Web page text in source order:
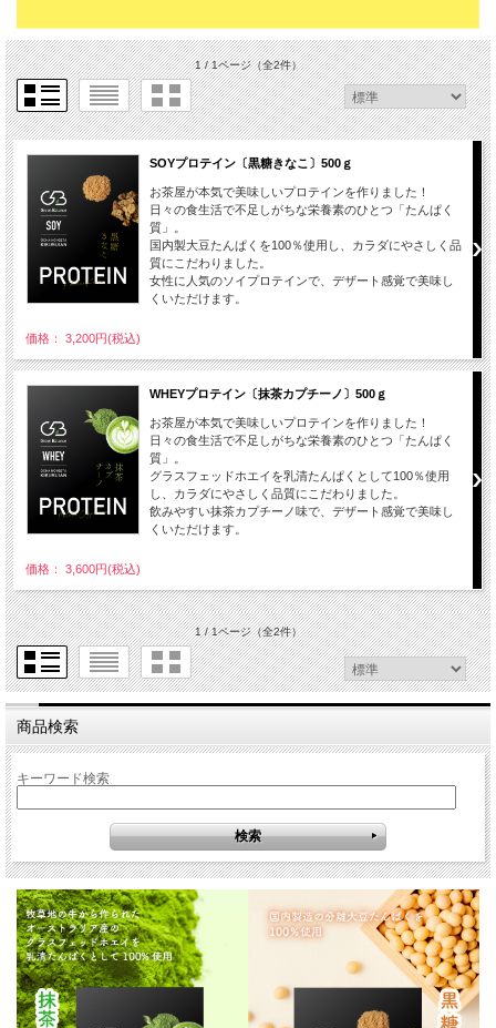
1 / 1ページ（全2件）
SOYプロテイン〔黒糖きなこ〕500ｇ
お茶屋が本気で美味しいプロテインを作りました！
日々の食生活で不足しがちな栄養素のひとつ「たんぱく
質」。
国内製大豆たんぱくを100％使用し、カラダにやさしく品
質にこだわりました。
女性に人気のソイプロテインで、デザート感覚で美味し
くいただけます。
価格： 3,200円(税込)
WHEYプロテイン〔抹茶カプチーノ〕500ｇ
お茶屋が本気で美味しいプロテインを作りました！
日々の食生活で不足しがちな栄養素のひとつ「たんぱく
質」。
グラスフェッドホエイを乳清たんぱくとして100％使用
し、カラダにやさしく品質にこだわりました。
飲みやすい抹茶カプチーノ味で、デザート感覚で美味し
くいただけます。
価格： 3,600円(税込)
1 / 1ページ（全2件）
商品検索
キーワード検索